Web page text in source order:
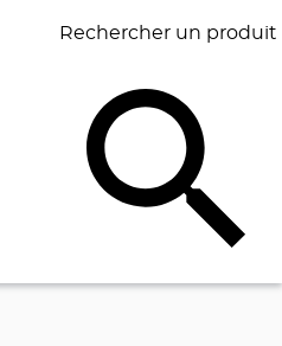
Rechercher un produit
BAGAGERIE BUREAU